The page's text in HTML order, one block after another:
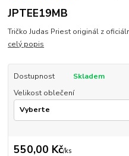
JPTEE19MB
Tričko Judas Priest originál z
celý popis
Dostupnost
Skladem
Velikost oblečení
550,00 Kč/ks